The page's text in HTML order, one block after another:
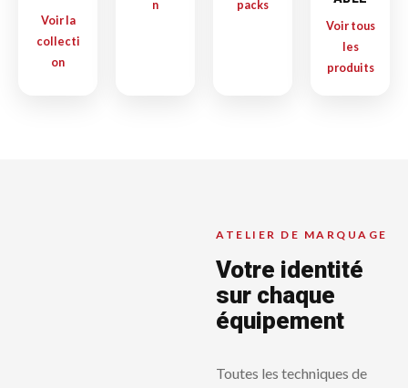
Voir la
collecti
on
n packs
Voir tous
les
produits
ATELIER DE MARQUAGE
Votre identité
sur chaque
équipement
Toutes les techniques de